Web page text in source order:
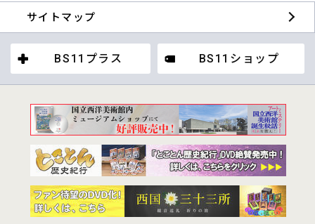
サイトマップ
BS11プラス BS11ショップ